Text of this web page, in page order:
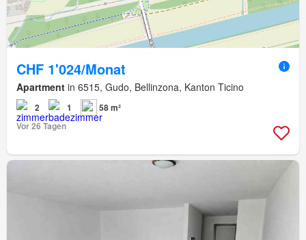
CHF 1'024/Monat
Apartment in 6515, Gudo, Bellinzona, Kanton Ticino
2 1
58 m²
Vor 26 Tagen